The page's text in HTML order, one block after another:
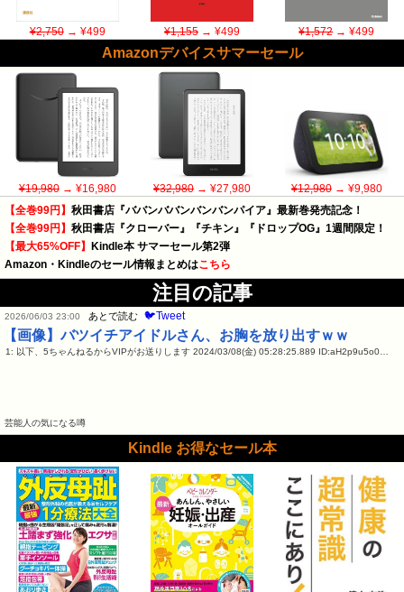
¥2,750→ ¥499 ¥1,155→ ¥499 ¥1,572→ ¥499
Amazonデバイスサマーセール
¥19,980→ ¥16,980 ¥32,980→ ¥27,980 ¥12,980→ ¥9,980
【全巻99円】 秋田書店『ババンババンバンバンパイア』最新巻発売記念！
【全巻99円】 秋田書店『クローバー』『チキン』『ドロップOG』1週間限定！
【最大65%OFF】
Kindle本 サマーセール第2弾
Amazon・Kindleのセール情報まとめはこちら
注目の記事
2026/06/03 23:00 あとで読む 🐦Tweet
【画像】バツイチアイドルさん、お胸を放り出すｗｗ
1: 以下、5ちゃんねるからVIPがお送りします 2024/03/08(金) 05:28:25.889 ID:aH2p9u5o0…
芸能人の気になる噂
Kindle お得なセール本